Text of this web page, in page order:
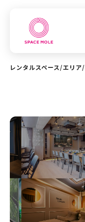
レンタルスペース/エリア/